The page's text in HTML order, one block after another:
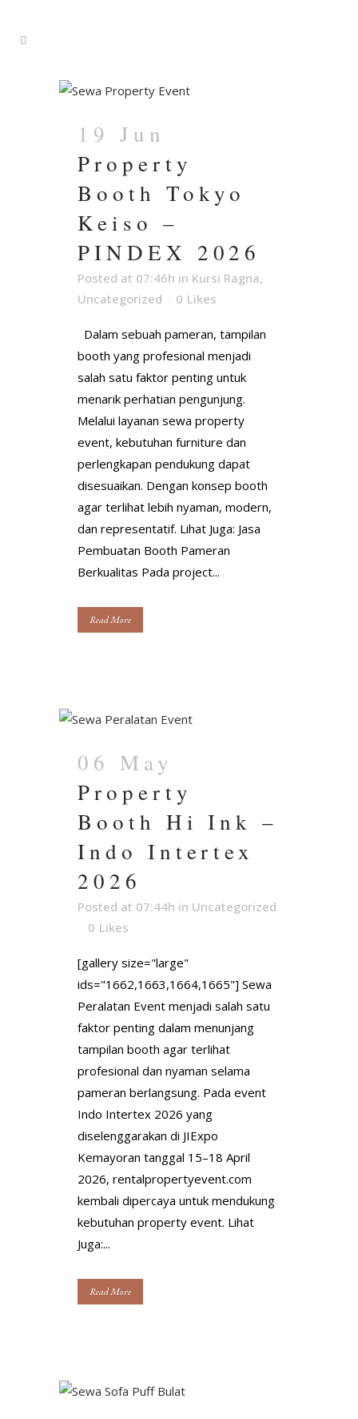
19 Jun
Property
Booth Tokyo
Keiso –
PINDEX 2026
Posted at 07:46h in Kursi Ragna,
Uncategorized
0 Likes
Dalam sebuah pameran, tampilan
booth yang profesional menjadi
salah satu faktor penting untuk
menarik perhatian pengunjung.
Melalui layanan sewa property
event, kebutuhan furniture dan
perlengkapan pendukung dapat
disesuaikan. Dengan konsep booth
agar terlihat lebih nyaman, modern,
dan representatif. Lihat Juga: Jasa
Pembuatan Booth Pameran
Berkualitas Pada project...
Read More
06 May
Property
Booth Hi Ink –
Indo Intertex
2026
Posted at 07:44h in Uncategorized
0 Likes
[gallery size="large"
ids="1662,1663,1664,1665"] Sewa
Peralatan Event menjadi salah satu
faktor penting dalam menunjang
tampilan booth agar terlihat
profesional dan nyaman selama
pameran berlangsung. Pada event
Indo Intertex 2026 yang
diselenggarakan di JIExpo
Kemayoran tanggal 15–18 April
2026, rentalpropertyevent.com
kembali dipercaya untuk mendukung
kebutuhan property event. Lihat
Juga:...
Read More